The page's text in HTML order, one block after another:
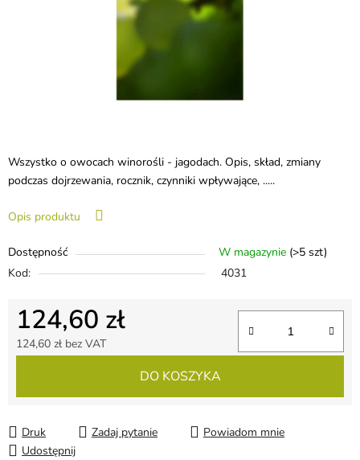
Wszystko o owocach winorośli - jagodach. Opis, skład, zmiany
podczas dojrzewania, rocznik, czynniki wpływające, .....
Opis produktu
Dostępność W magazynie (>5 szt)
Kod:
4031
124,60 zł
124,60 zł bez VAT
DO KOSZYKA
Druk Zadaj pytanie
Powiadom mnie
Udostępnij